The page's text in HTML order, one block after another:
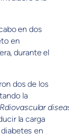
en dos
en
durante el
dos de los
la
la carga
en